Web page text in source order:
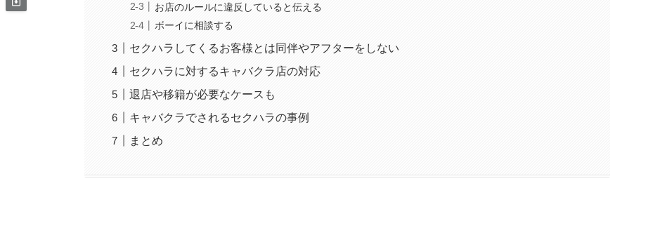
お店のルールに違反していると伝える
ボーイに相談する
セクハラしてくるお客様とは同伴やアフターをしない
セクハラに対するキャバクラ店の対応
退店や移籍が必要なケースも
キャバクラでされるセクハラの事例
まとめ